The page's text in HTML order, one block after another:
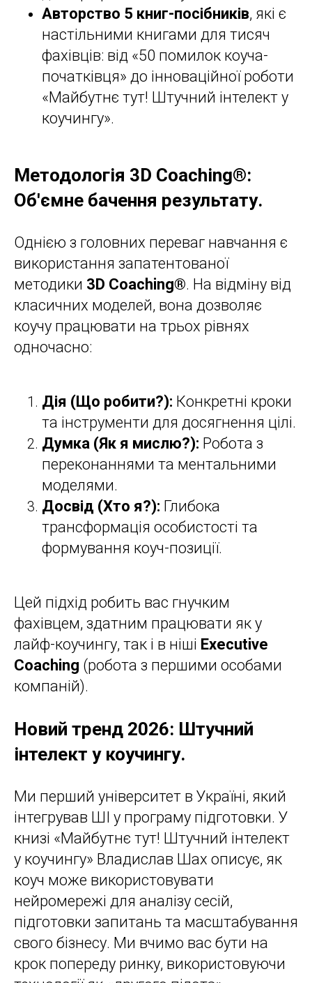
Авторство 5 книг-посібників, які є
настільними книгами для тисяч
фахівців: від «50 помилок коуча-
початківця» до інноваційної роботи
«Майбутнє тут! Штучний інтелект у
коучингу».
Методологія 3D Coaching®:
Об'ємне бачення результату.
Однією з головних переваг навчання є
використання запатентованої
методики 3D Coaching®. На відміну від
класичних моделей, вона дозволяє
коучу працювати на трьох рівнях
одночасно:
Дія (Що робити?): Конкретні кроки
та інструменти для досягнення цілі.
Думка (Як я мислю?): Робота з
переконаннями та ментальними
моделями.
Досвід (Хто я?): Глибока
трансформація особистості та
формування коуч-позиції.
Цей підхід робить вас гнучким
фахівцем, здатним працювати як у
лайф-коучингу, так і в ніші Executive
Coaching (робота з першими особами
компаній).
Новий тренд 2026: Штучний
інтелект у коучингу.
Ми перший університет в Україні, який
інтегрував ШІ у програму підготовки. У
книзі «Майбутнє тут! Штучний інтелект
у коучингу» Владислав Шах описує, як
коуч може використовувати
нейромережі для аналізу сесій,
підготовки запитань та масштабування
свого бізнесу. Ми вчимо вас бути на
крок попереду ринку, використовуючи